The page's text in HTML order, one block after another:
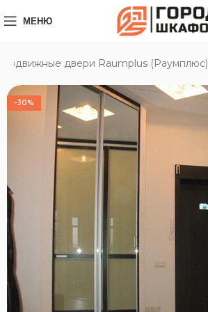
МЕНЮ
двери Raumplus (Раумплюс)
-30%